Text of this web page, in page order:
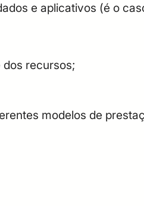
e aplicativos (é o
dos recursos;
modelos de